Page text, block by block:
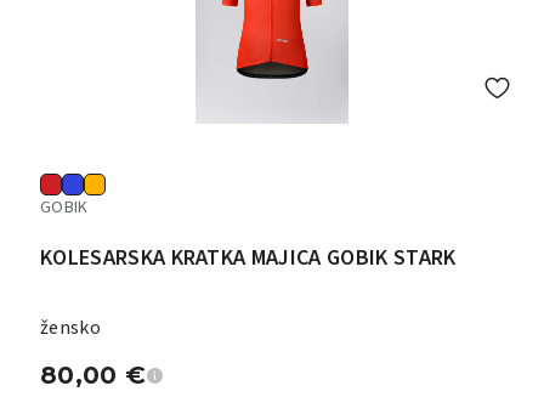
GOBIK
KOLESARSKA KRATKA MAJICA GOBIK STARK
žensko
80,00 €